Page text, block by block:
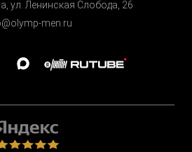
ул. Ленинская Cлобода, 26
men.ru